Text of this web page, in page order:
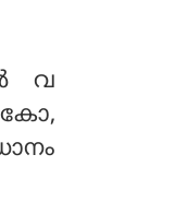
വ
കോ,